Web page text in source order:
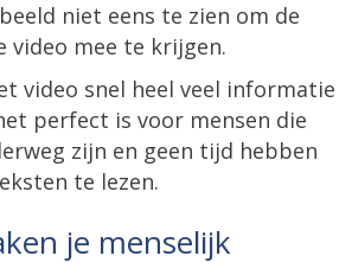
niet eens te zien om de
video mee te krijgen.
video snel heel veel informatie
perfect is voor mensen die
zijn en geen tijd hebben
te lezen.
je menselijk